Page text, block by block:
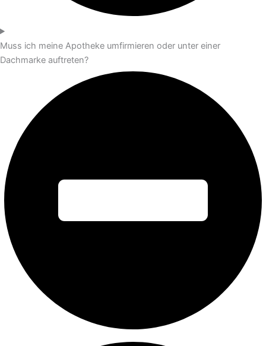
Muss ich meine Apotheke umfirmieren oder unter einer
Dachmarke auftreten?